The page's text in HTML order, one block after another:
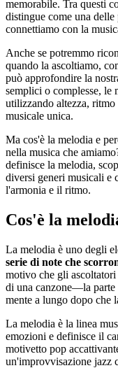
memorabile. Tra questi
distingue come una
connettiamo con la
Anche se potremmo
quando la ascoltiamo,
può approfondire la
semplici o complesse, le
utilizzando altezza, ritmo
musicale unica.
Ma cos'è la melodia e
nella musica che
definisce la melodia,
diversi generi musicali e
l'armonia e il ritmo.
Cos'è la
La melodia è uno degli
serie di note che
motivo che gli
di una canzone—la parte
mente a lungo dopo che
La melodia è la linea
emozioni e definisce il
motivetto pop
un'improvvisazione jazz